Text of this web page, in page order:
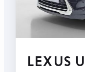
LEXUS